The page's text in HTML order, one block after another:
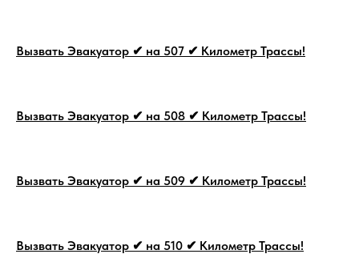
Вызвать Эвакуатор ✔ на 507 ✔ Километр Трассы!
Вызвать Эвакуатор ✔ на 508 ✔ Километр Трассы!
Вызвать Эвакуатор ✔ на 509 ✔ Километр Трассы!
Вызвать Эвакуатор ✔ на 510 ✔ Километр Трассы!